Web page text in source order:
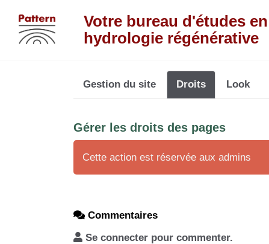
Aller au contenu principalVotre bureau d'études en
hydrologie régénérative
Gestion du site Droits Look
Gérer les droits des pages
Cette action est réservée aux admins
Commentaires
Se connecter pour commenter.